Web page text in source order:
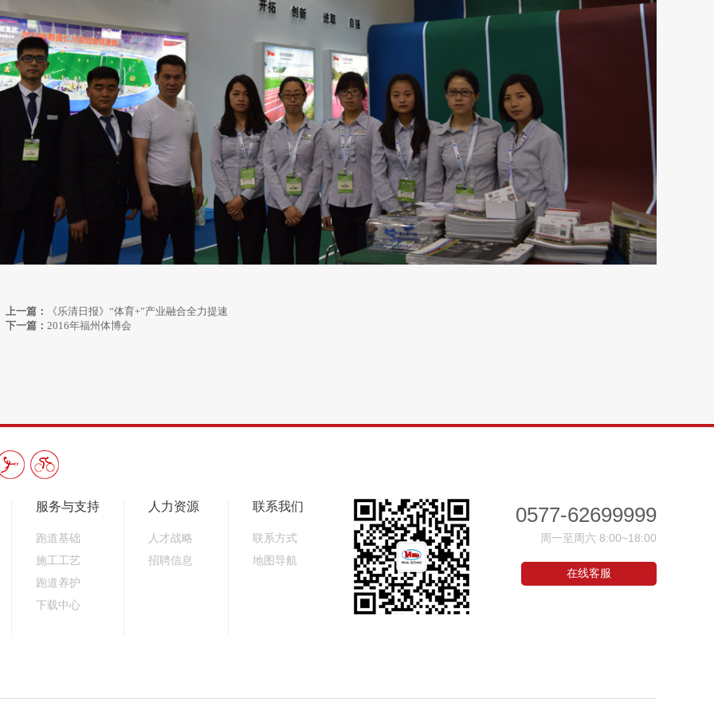
上一篇：
《乐清日报》“体育+”产业融合全力提速
下一篇： 2016年福州体博会
服务与支持
跑道基础
施工工艺
跑道养护
下载中心
人力资源
人才战略
招聘信息
联系我们
联系方式
地图导航
0577-62699999
周一至周六 8:00~18:00
在线客服